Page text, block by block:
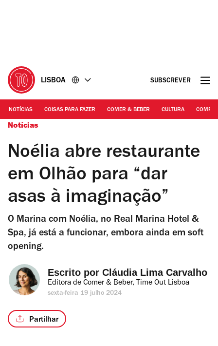
LISBOA SUBSCREVER
NOTÍCIAS COISAS PARA FAZER COMER & BEBER CULTURA
Notícias
Noélia abre restaurante
em Olhão para “dar
asas à imaginação”
O Marina com Noélia, no Real Marina Hotel &
Spa, já está a funcionar, embora ainda em soft
opening.
Escrito por Cláudia Lima Carvalho
Editora de Comer & Beber, Time Out Lisboa
sexta-feira 19 julho 2024
Partilhar